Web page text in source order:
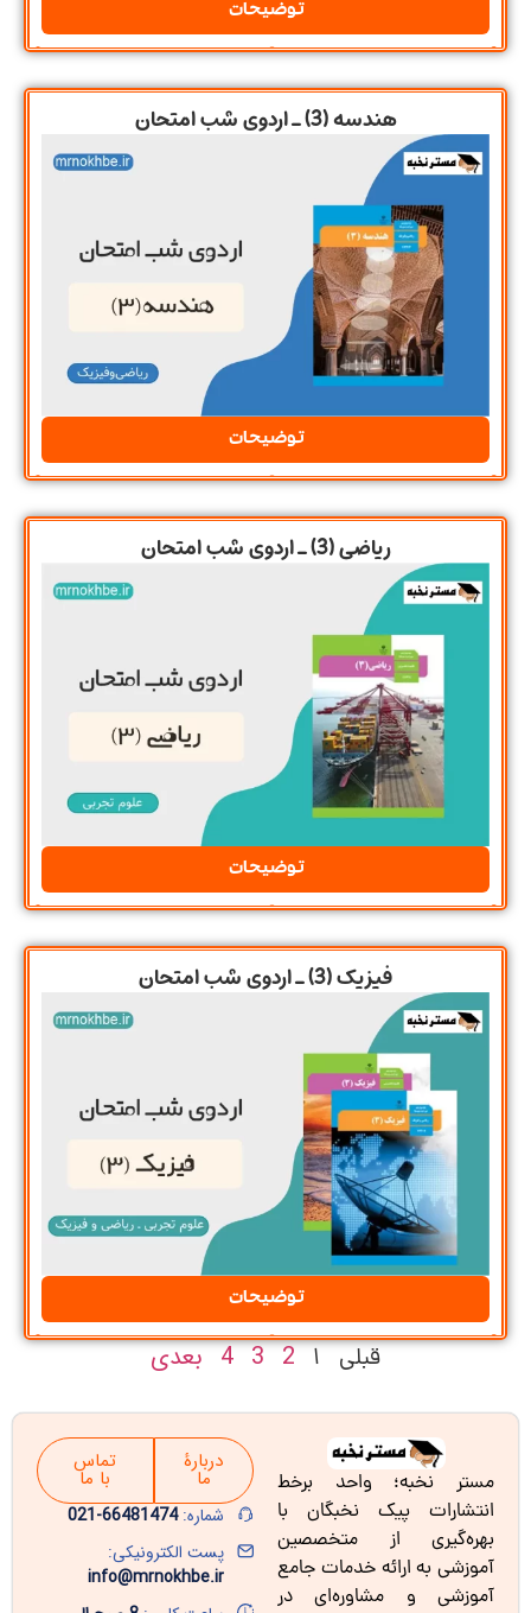
توضیحات
هندسه (3) ـ اردوی شب امتحان
توضیحات
ریاضی (3) ـ اردوی شب امتحان
توضیحات
فیزیک (3) ـ اردوی شب امتحان
توضیحات
قبلی 1
2
3
4 بعدی
مستر نخبه؛ واحد برخط
انتشارات پیک نخبگان با
بهره‌گیری از متخصصین
آموزشی به ارائه خدمات جامع
آموزشی و مشاوره‌ای در
دربارۀ
ما
تماس
با ما
شماره:66481474-021
پست الکترونیکی:
info@mrnokhbe.ir